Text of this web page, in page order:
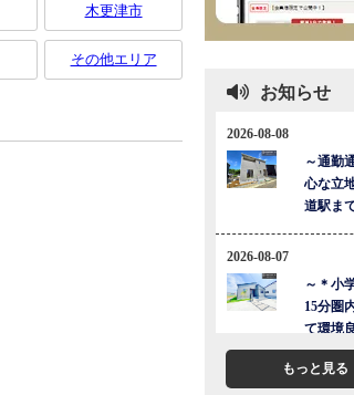
木更津市
その他エリア
お知らせ
もっと見る